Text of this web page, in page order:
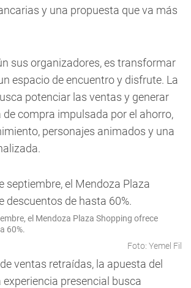
y una propuesta que va más
sus organizadores, es transformar
espacio de encuentro y disfrute. La
potenciar las ventas y generar
de compra impulsada por el ahorro,
personajes animados y una
el Mendoza Plaza Shopping ofrece
60%.
Foto: Yemel Fil
ventas retraídas, la apuesta del
presencial busca